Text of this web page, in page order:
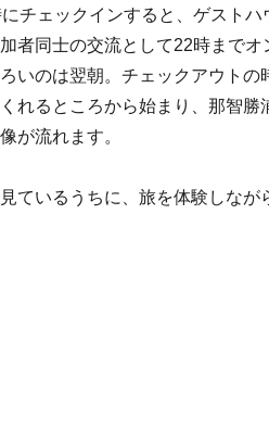
チェックインすると、ゲスト
者同士の交流として22時まで
いのは翌朝。チェックアウト
れるところから始まり、那智
が流れます。
ているうちに、旅を体験しな